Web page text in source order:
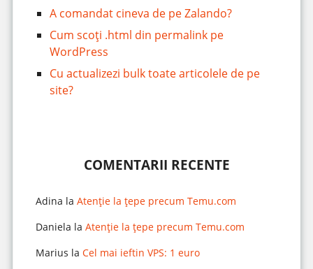
A comandat cineva de pe Zalando?
Cum scoți .html din permalink pe
WordPress
Cu actualizezi bulk toate articolele de pe
site?
COMENTARII RECENTE
Adina la Atenție la țepe precum Temu.com
Daniela la Atenție la țepe precum Temu.com
Marius la Cel mai ieftin VPS: 1 euro